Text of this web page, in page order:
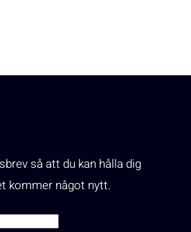
så att du kan hålla dig
kommer något nytt.